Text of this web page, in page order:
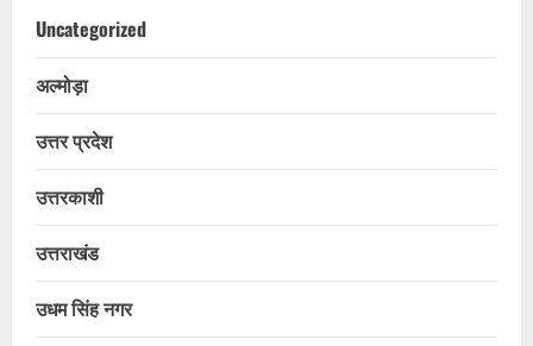
Uncategorized
अल्मोड़ा
उत्तर प्रदेश
उत्तरकाशी
उत्तराखंड
उधम सिंह नगर